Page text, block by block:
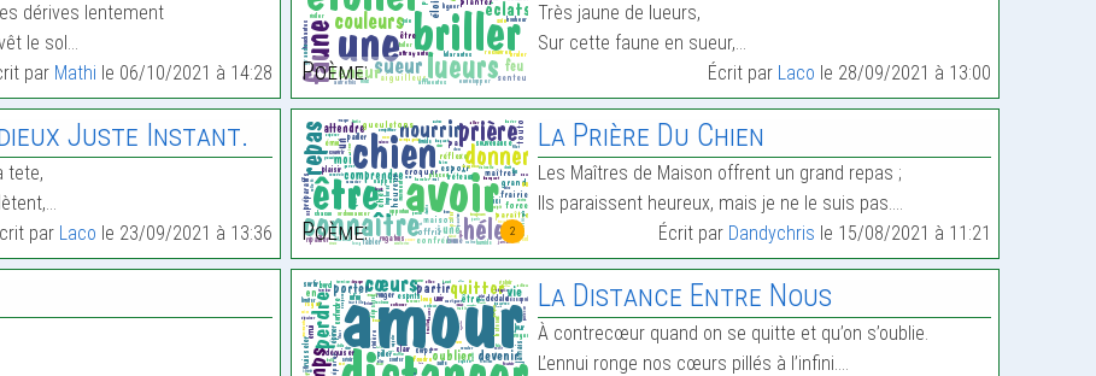
dérives lentement
le sol…
par Mathi le 06/10/2021 à 14:28 Poème:
Très jaune de lueurs,
Sur cette faune en sueur,…
Écrit par Laco le 28/09/2021 à 13:00
Juste Instant.
tete,
par Laco le 23/09/2021 à 13:36 2
Poème:
La Prière Du Chien
Les Maîtres de Maison offrent un grand repas ;
Ils paraissent heureux, mais je ne le suis pas.…
Écrit par Dandychris le 15/08/2021 à 11:21
La Distance Entre Nous
À contrecœur quand on se quitte et qu’on s’oublie.
L’ennui ronge nos cœurs pillés à l’infini.…